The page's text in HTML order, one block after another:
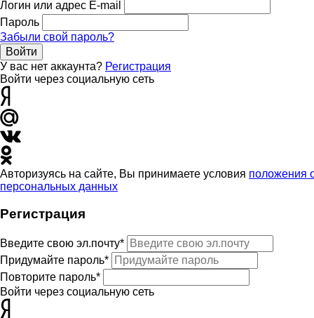
Логин или адрес E-mail
Пароль
Забыли свой пароль?
Войти
У вас нет аккаунта? Регистрация
Войти через социальную сеть
Авторизуясь на сайте, Вы принимаете условия положения
персональных данных
Регистрация
Введите свою эл.почту*
Придумайте пароль*
Повторите пароль*
Войти через социальную сеть